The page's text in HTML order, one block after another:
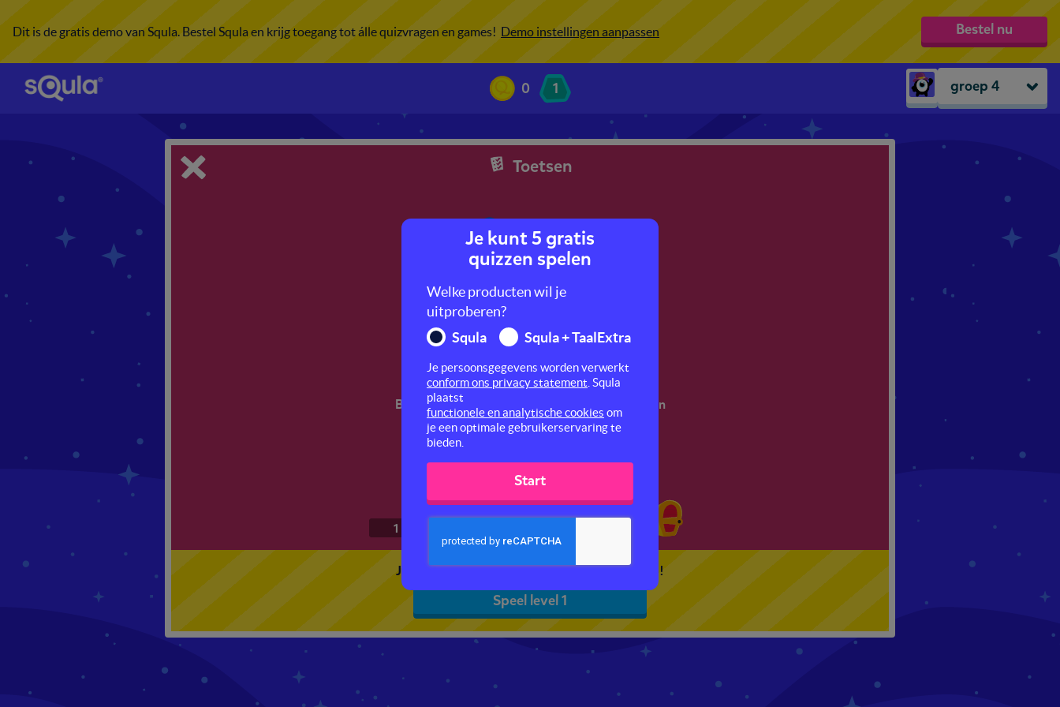
Dit is de gratis demo van Squla. Bestel Squla en krijg toegang tot álle quizvragen en games! Demo instellingen aanpassen Bestel nu
0 1 groep 4
groep 1
groep 4
groep 5
Toetsen
Bereid je voor op de LVS-toetsen spelling. Oefen
met de spelling van verschillende woorden.
1
Je kunt 5 gratis quizzen spelen. Speel de eerste!
Speel level 1
Je kunt 5 gratis
quizzen spelen
Welke producten wil je
uitproberen?
Squla
Squla + TaalExtra
Je persoonsgegevens worden verwerkt
conform ons privacy statement . Squla
plaatst
functionele en analytische cookies om
je een optimale gebruikerservaring te
bieden.
Start